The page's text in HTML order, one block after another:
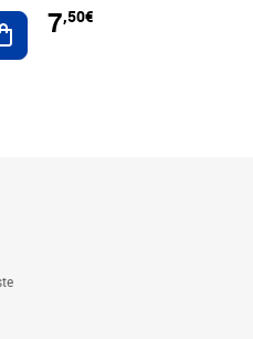
Ajouter au panier
7,50€